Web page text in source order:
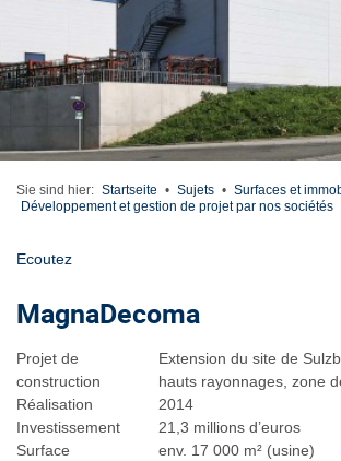
Sie sind hier: Startseite • Sujets • Surfaces et
Développement et gestion de projet par nos sociétés
Ecoutez
MagnaDecoma
Projet de
construction
Extension du site de
hauts rayonnages, zone
Réalisation
2014
Investissement
21,3 millions d’euros
Surface
env. 17 000 m² (usine)